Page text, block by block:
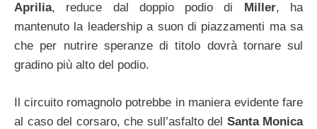
Aprilia, reduce dal doppio podio di Miller, ha
mantenuto la leadership a suon di piazzamenti ma sa
che per nutrire speranze di titolo dovrà tornare sul
gradino più alto del podio.
Il circuito romagnolo potrebbe in maniera evidente fare
al caso del corsaro, che sull’asfalto del Santa Monica